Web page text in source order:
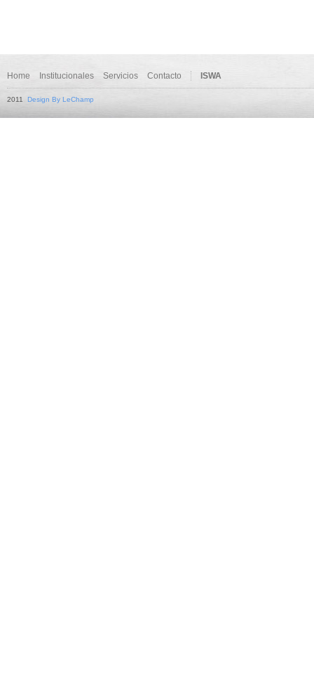
Home Institucionales Servicios Contacto ISWA
2011 Design By LeChamp